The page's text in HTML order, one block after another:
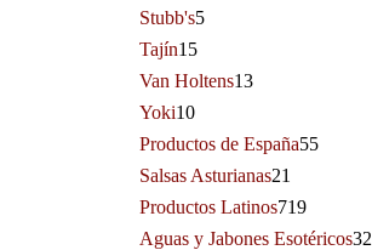
Stubb's5
Tajín15
Van Holtens13
Yoki10
Productos de España55
Salsas Asturianas21
Productos Latinos719
Aguas y Jabones Esotéricos32